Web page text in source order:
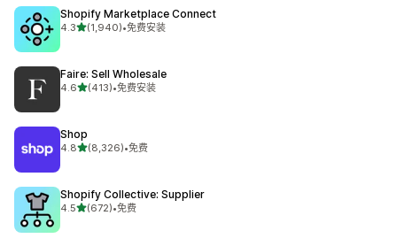
Shopify Marketplace Connect
4.3星（满分 5 星）
(1,940)
总共 1940 条评论
•免费安装
Faire: Sell Wholesale
4.6星（满分 5 星）
(413)
总共 413 条评论
•免费安装
Shop
4.8星（满分 5 星）
(8,326)
总共 8326 条评论
•免费
Shopify Collective: Supplier
4.5星（满分 5 星）
(672)
总共 672 条评论
•免费